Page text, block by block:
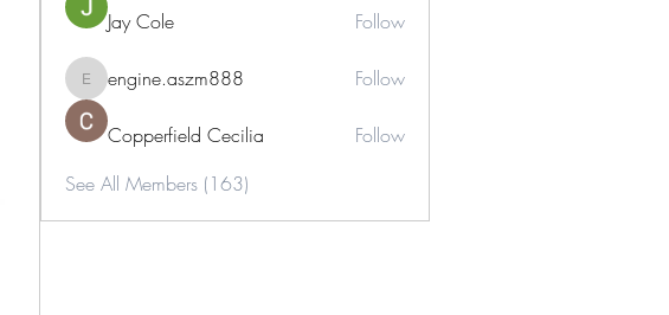
Jay Cole Follow
engine.aszm888
engine.aszm888 Follow
Copperfield Cecilia
Follow
See All Members (163)